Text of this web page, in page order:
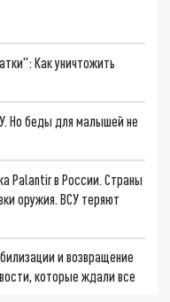
Как уничтожить
Но беды для малышей не
Palantir в России. Страны
оружия. ВСУ теряют
и возвращение
которые ждали все